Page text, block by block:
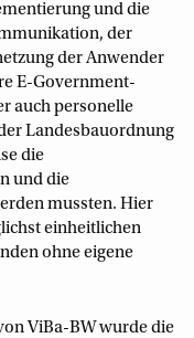
und die
der
der Anwender
E-Government-
auch personelle
Landesbauordnung
die
und die
mussten. Hier
einheitlichen
ohne eigene
ViBa-BW wurde die